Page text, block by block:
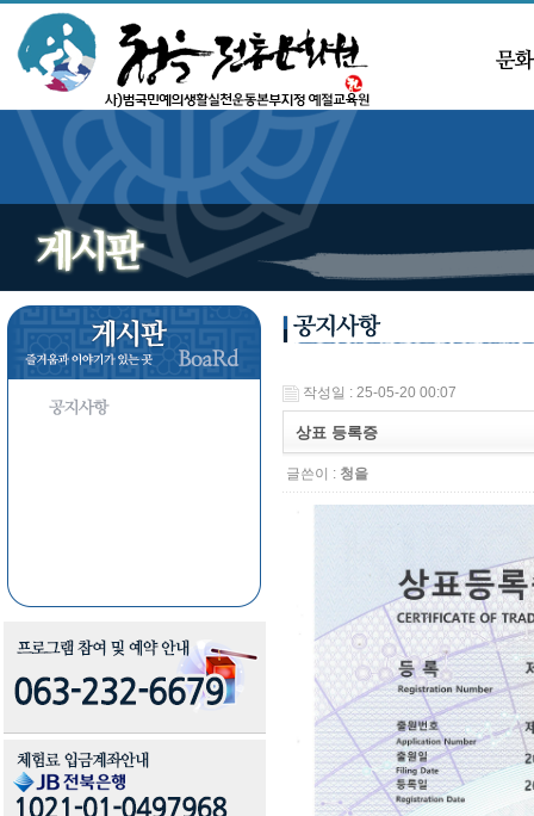
작성일 : 25-05-20 00:07
상표 등록증
글쓴이 : 청을